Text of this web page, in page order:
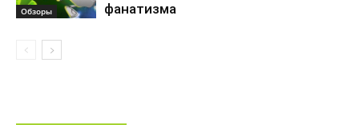
Обзоры
фанатизма